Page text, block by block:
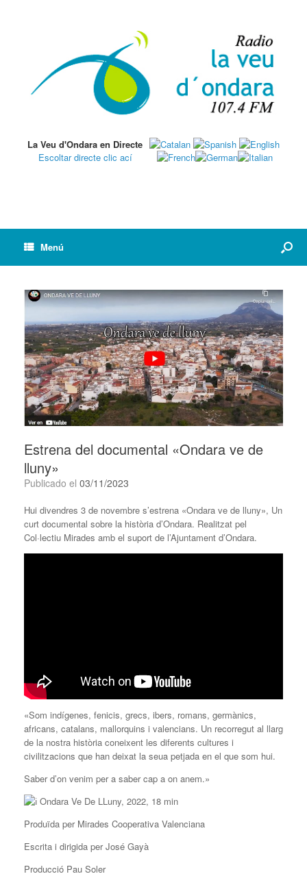
La Veu d'Ondara en Directe
Escoltar directe clic ací
Menú
Estrena del documental «Ondara ve de
lluny»
Publicado el 03/11/2023
Hui divendres 3 de novembre s’estrena «Ondara ve de lluny», Un
curt documental sobre la història d’Ondara. Realitzat pel
Col·lectiu Mirades amb el suport de l’Ajuntament d’Ondara.
«Som indígenes, fenicis, grecs, ibers, romans, germànics,
africans, catalans, mallorquins i valencians. Un recorregut al llarg
de la nostra història coneixent les diferents cultures i
civilitzacions que han deixat la seua petjada en el que som hui.
Saber d’on venim per a saber cap a on anem.»
Ondara Ve De LLuny, 2022, 18 min
Produïda per Mirades Cooperativa Valenciana
Escrita i dirigida per José Gayà
Producció Pau Soler